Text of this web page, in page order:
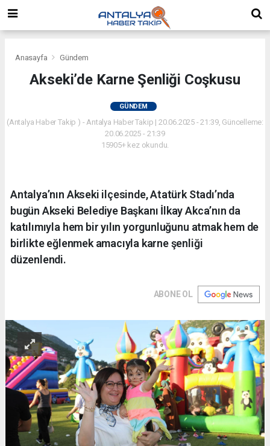
Anasayfa Gündem
Akseki’de Karne Şenliği Coşkusu
GÜNDEM
(Antalya Haber Takip ) - Antalya Haber Takip | 20.06.2025 - 21:39, Güncelleme:
20.06.2025 - 21:39
15905+ kez okundu.
Antalya’nın Akseki ilçesinde, Atatürk Stadı’nda
bugün Akseki Belediye Başkanı İlkay Akca’nın da
katılımıyla hem bir yılın yorgunluğunu atmak hem de
birlikte eğlenmek amacıyla karne şenliği
düzenlendi.
ABONE OL